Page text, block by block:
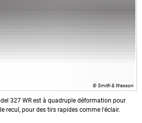
© Smith & Wesson
327 WR est à quadruple déformation pour
recul, pour des tirs rapides comme l'éclair.